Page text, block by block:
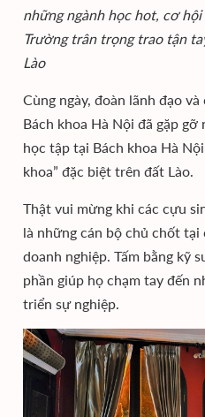
những ngành học hot, cơ
Trường trân trọng trao tận
Lào
Cùng ngày, đoàn lãnh đạo
Bách khoa Hà Nội đã gặp
học tập tại Bách khoa Hà
khoa” đặc biệt trên đất Lào.
Thật vui mừng khi các cựu
là những cán bộ chủ chốt
doanh nghiệp. Tấm bằng kỹ
phần giúp họ chạm tay đến
triển sự nghiệp.